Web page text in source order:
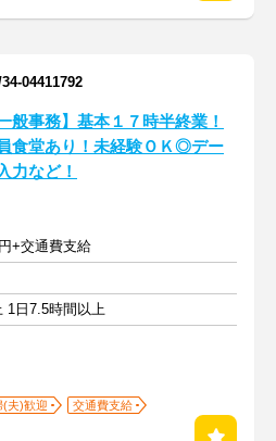
04411792
一般事務】基本１７時半終業！
食堂あり！未経験ＯＫ◎デー
力など！
+交通費支給
1日7.5時間以上
(夫)歓迎
交通費支給